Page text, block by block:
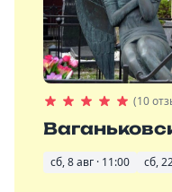
(10
сб, 8 авг · 11:00 сб,